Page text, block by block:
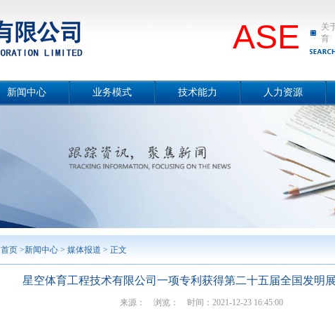
ASE
关
育
新闻中心
项目公示
业务模式
工程总承包
合同能源管理服务
技术能力
节能环保技术
城市服务
案例展示
人力资源
资源概况
招聘信息
首页 >新闻中心 > 媒体报道 > 正文
星空体育工程技术有限公司一项专利获得第二十五届全国发明
来源： 浏览： 时间：2021-12-23 16:45:00